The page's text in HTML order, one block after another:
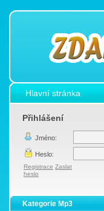
Hlavní stránka
Přihlášení
Jméno:
Heslo:
Registrace Zaslat
heslo
Kategorie Mp3